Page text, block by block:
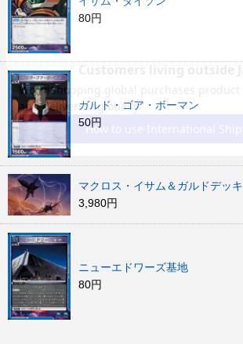
80円
ガルド・ゴア・ボーマン
50円
マクロス・イサム＆ガルドデッキ
3,980円
ニューエドワーズ基地
80円